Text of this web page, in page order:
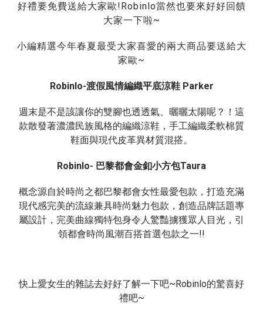
好禮要免費送給大家歐!Robinlo當然也要來好好回饋
大家一下啦~
小編精選今年春夏最受大家喜愛的兩大商品要送給大
家歐~
Robinlo-渡假風情編織平底涼鞋Parker
週末是不是該讓你的雙腳也透透氣、曬曬太陽呢？！這
款散發著濃濃民族風格的編織涼鞋，手工編織柔軟棉質
鞋面與現代皮革異材質混搭。
Robinlo- 巴黎都會金釦小方包Taura
概念源自於時尚之都巴黎都會女性最愛包款，打造充滿
現代感完美的流線兼具時尚魅力包款，創造品牌話題專
屬設計，完美曲線獨特包身令人驚豔擄獲眾人目光，引
領都會時尚風潮百搭首選包款之一!!
快上愛女生的雜誌去好好了解一下吧~Robinlo的驚喜好
禮吧~